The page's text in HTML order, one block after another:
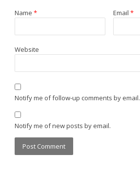
Name * Email *
Website
Notify me of follow-up comments by email.
Notify me of new posts by email.